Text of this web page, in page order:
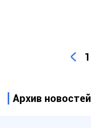
1
Архив новостей